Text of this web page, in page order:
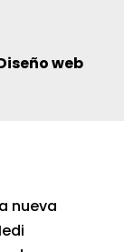
web
nueva